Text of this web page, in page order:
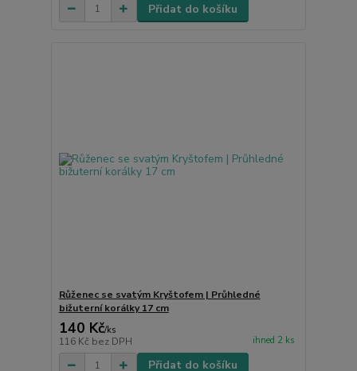
Přidat do košíku
Růženec se svatým Kryštofem | Průhledné
bižuterní korálky 17 cm
140 Kč/ks
116 Kč bez DPH ihned 2 ks
Přidat do košíku